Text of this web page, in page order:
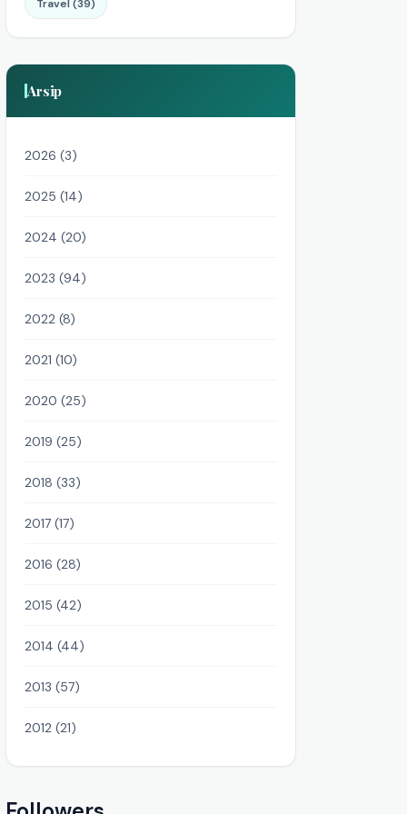
Travel (39)
Arsip
2026 (3)
2025 (14)
2024 (20)
2023 (94)
2022 (8)
2021 (10)
2020 (25)
2019 (25)
2018 (33)
2017 (17)
2016 (28)
2015 (42)
2014 (44)
2013 (57)
2012 (21)